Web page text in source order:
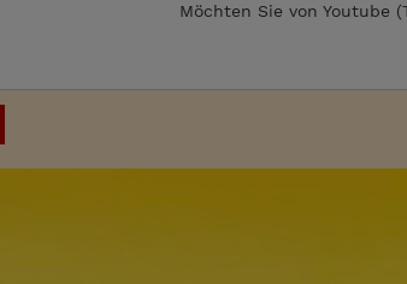
Möchten Sie von Youtube